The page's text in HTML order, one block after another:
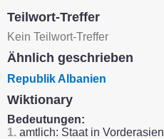
Teilwort-Treffer
Kein Teilwort-Treffer
Ähnlich geschrieben
Republik Albanien
Wiktionary
Bedeutungen:
1. amtlich: Staat in Vorderasien